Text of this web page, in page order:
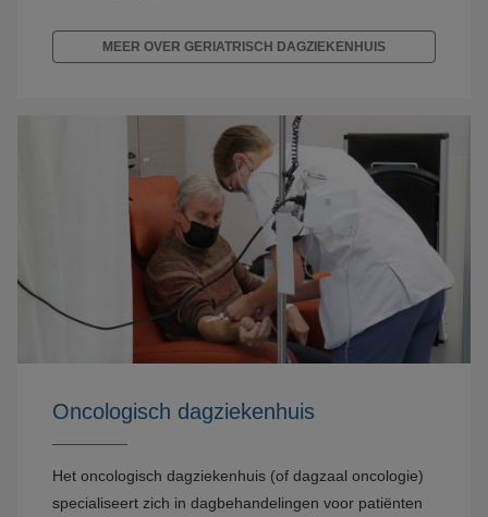
MEER OVER GERIATRISCH DAGZIEKENHUIS
Oncologisch dagziekenhuis
Het oncologisch dagziekenhuis (of dagzaal oncologie)
specialiseert zich in dagbehandelingen voor patiënten